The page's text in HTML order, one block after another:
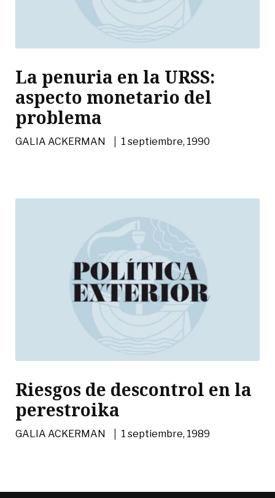
La penuria en la URSS:
aspecto monetario del
problema
GALIA ACKERMAN | 1 septiembre, 1990
Riesgos de descontrol en la
perestroika
GALIA ACKERMAN | 1 septiembre, 1989